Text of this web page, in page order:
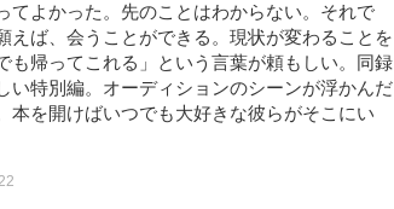
てよかった。先のことはわからない。それで
えば、会うことができる。現状が変わることを
も帰ってこれる」という言葉が頼もしい。同録
い特別編。オーディションのシーンが浮かんだ
本を開けばいつでも大好きな彼らがそこにい